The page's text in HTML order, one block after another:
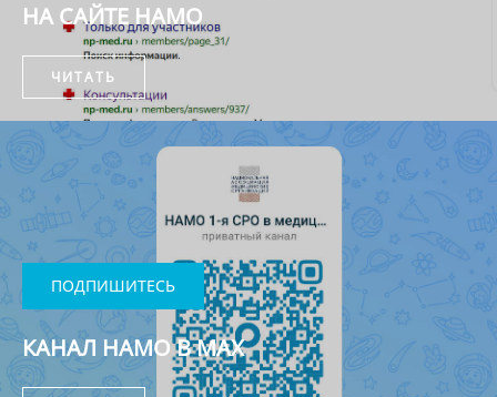
НА САЙТЕ НАМО
ЧИТАТЬ
ПОДПИШИТЕСЬ
КАНАЛ НАМО В MAX